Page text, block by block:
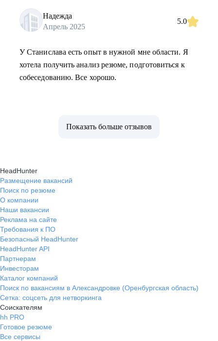
Надежда
Апрель 2025
5.0
У Станислава есть опыт в нужной мне области. Я
хотела получить анализ резюме, подготовиться к
собеседованию. Все хорошо.
Показать больше отзывов
HeadHunter
Размещение вакансий
Поиск по резюме
О компании
Наши вакансии
Реклама на сайте
Требования к ПО
Безопасный HeadHunter
HeadHunter API
Партнерам
Инвесторам
Каталог компаний
Поиск по вакансиям в Александровке (Оренбургская область)
Сетка: соцсеть для нетворкинга
Соискателям
hh PRO
Готовое резюме
Все сервисы